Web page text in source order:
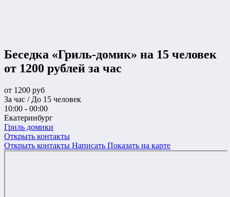
Беседка «Гриль-домик» на 15 человек
от 1200 рублей за час
от 1200 руб
За час / До 15 человек
10:00 - 00:00
Екатеринбург
Гриль домики
Открыть контакты
Открыть контакты Написать Показать на карте